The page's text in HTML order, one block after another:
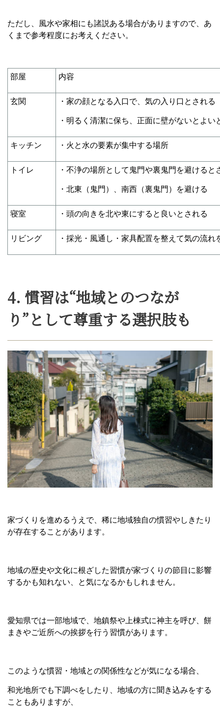
ただし、風水や家相にも諸説ある場合がありますので、あ
くまで参考程度にお考えください。
部屋 内容
玄関 ・家の顔となる入口で、気の入り口とされる
・明るく清潔に保ち、正面に壁がないとよい
キッチン ・火と水の要素が集中する場所
トイレ ・不浄の場所として鬼門や裏鬼門を避けると
・北東（鬼門）、南西（裏鬼門）を避ける
寝室 ・頭の向きを北や東にすると良いとされる
リビング ・採光・風通し・家具配置を整えて気の流れ
4. 慣習は“地域とのつなが
り”として尊重する選択肢も
家づくりを進めるうえで、稀に地域独自の慣習やしきたり
が存在することがあります。
地域の歴史や文化に根ざした習慣が家づくりの節目に影響
するかも知れない、と気になるかもしれません。
愛知県では一部地域で、地鎮祭や上棟式に神主を呼び、餅
まきやご近所への挨拶を行う習慣があります。
このような慣習・地域との関係性などが気になる場合、
和光地所でも下調べをしたり、地域の方に聞き込みをする
こともありますが、